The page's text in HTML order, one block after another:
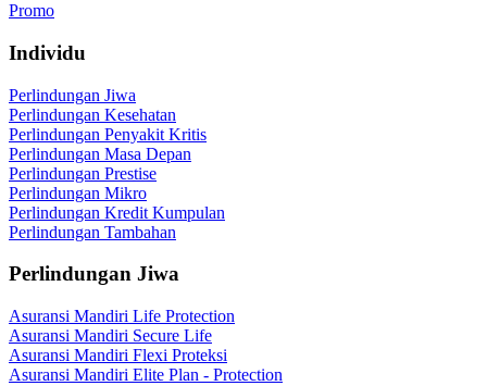
Promo
Individu
Perlindungan Jiwa
Perlindungan Kesehatan
Perlindungan Penyakit Kritis
Perlindungan Masa Depan
Perlindungan Prestise
Perlindungan Mikro
Perlindungan Kredit Kumpulan
Perlindungan Tambahan
Perlindungan Jiwa
Asuransi Mandiri Life Protection
Asuransi Mandiri Secure Life
Asuransi Mandiri Flexi Proteksi
Asuransi Mandiri Elite Plan - Protection